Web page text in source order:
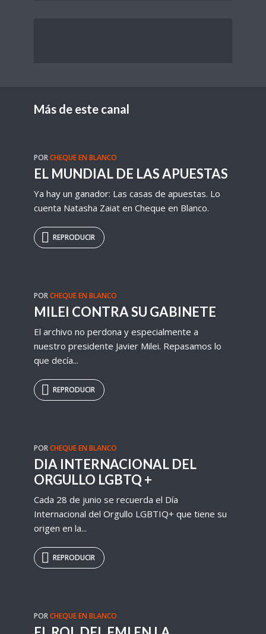
Más de este canal
PORCHEQUE EN BLANCO
EL MUNDIAL DE LAS APUESTAS
Ya hay un ganador: Las casas de apuestas. Lo
cuenta Natasha Zaiat en Cheque en Blanco.
REPRODUCIR
PORCHEQUE EN BLANCO
MILEI CONTRA SU GABINETE
El archivo no perdona y especialmente a
nuestro presidente Javier Milei. Repasamos lo
que decía...
REPRODUCIR
PORCHEQUE EN BLANCO
DIA INTERNACIONAL DEL
ORGULLO LGBTQ +
Cada 28 de junio se recuerda el Día
Internacional del Orgullo LGBTIQ+ que tiene su
origen en la...
REPRODUCIR
PORCHEQUE EN BLANCO